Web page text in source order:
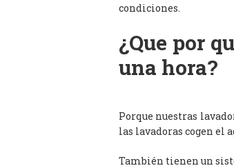
condiciones.
¿Que por
una hora?
Porque nuestras
las lavadoras cogen el
También tienen un